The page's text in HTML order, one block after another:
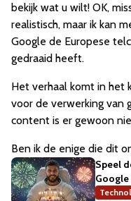
bekijk wat u wilt! OK,
realistisch, maar ik kan
Google de Europese
gedraaid heeft.
Het verhaal komt in het
voor de verwerking van
content is er gewoon
Ben ik de enige die dit
Speel
Google